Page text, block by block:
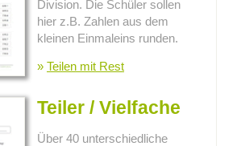
Division. Die Schüler sollen
hier z.B. Zahlen aus dem
kleinen Einmaleins runden.
» Teilen mit Rest
Teiler / Vielfache
Über 40 unterschiedliche